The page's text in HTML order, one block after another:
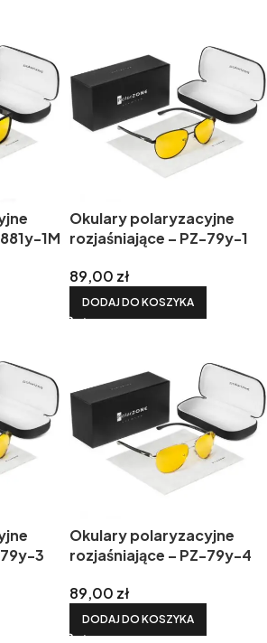
1M
Okulary polaryzacyjne
rozjaśniające – PZ-79y-1
89,00 zł
DODAJ DO KOSZYKA
3
Okulary polaryzacyjne
rozjaśniające – PZ-79y-4
89,00 zł
DODAJ DO KOSZYKA